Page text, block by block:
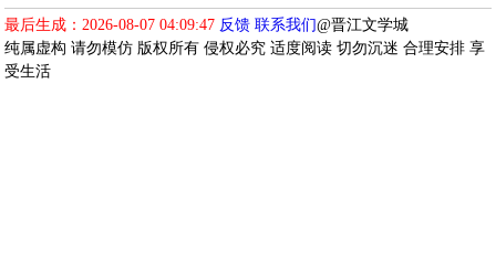
最后生成：2026-08-07 04:09:47 反馈 联系我们@晋江文学城
纯属虚构 请勿模仿 版权所有 侵权必究 适度阅读 切勿沉迷 合理安排 享
受生活